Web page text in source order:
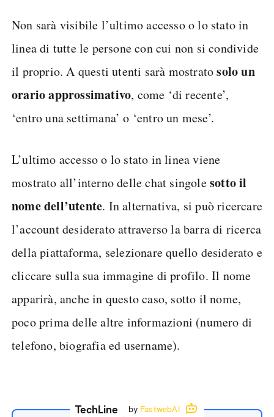
Non sarà visibile l’ultimo accesso o lo stato in
linea di tutte le persone con cui non si condivide
il proprio. A questi utenti sarà mostratosolo un
orario approssimativo, come ‘di recente’,
‘entro una settimana’ o ‘entro un mese’.
L’ultimo accesso o lo stato in linea viene
mostrato all’interno delle chat singolesotto il
nome dell’utente. In alternativa, si può ricercare
l’account desiderato attraverso la barra di ricerca
della piattaforma, selezionare quello desiderato e
cliccare sulla sua immagine di profilo. Il nome
apparirà, anche in questo caso, sotto il nome,
poco prima delle altre informazioni (numero di
telefono, biografia ed username).
TechLine by FastwebAI